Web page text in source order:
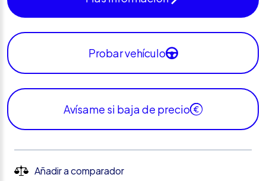
Probar vehículo
Avísame si baja de precio
Añadir a comparador